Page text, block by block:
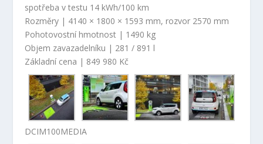
spotřeba v testu 14 kWh/100 km
Rozměry | 4140 × 1800 × 1593 mm, rozvor 2570 mm
Pohotovostní hmotnost | 1490 kg
Objem zavazadelníku | 281 / 891 l
Základní cena | 849 980 Kč
DCIM100MEDIA